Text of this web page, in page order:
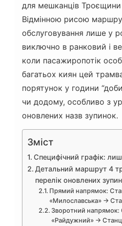
для мешканців Троєщини
Відмінною рисою
обслуговування лише у
виключно в ранковий і
коли пасажиропотік
багатьох киян цей
порятунок у години
чи додому, особливо з
оновлених назв зупинок.
Зміст
Специфічний графік:
Детальний маршрут 4
перелік оновлених
Прямий напрямок:
«Милославська» →
Зворотний напрямок:
«Райдужний» →